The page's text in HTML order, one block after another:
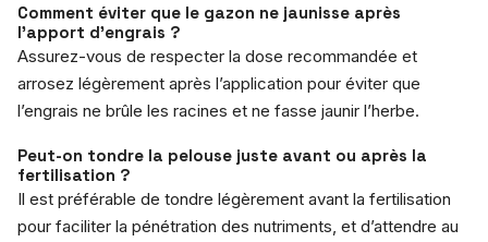
Comment éviter que le gazon ne jaunisse après
l’apport d’engrais ?
Assurez-vous de respecter la dose recommandée et
arrosez légèrement après l’application pour éviter que
l’engrais ne brûle les racines et ne fasse jaunir l’herbe.
Peut-on tondre la pelouse juste avant ou après la
fertilisation ?
Il est préférable de tondre légèrement avant la fertilisation
pour faciliter la pénétration des nutriments, et d’attendre au